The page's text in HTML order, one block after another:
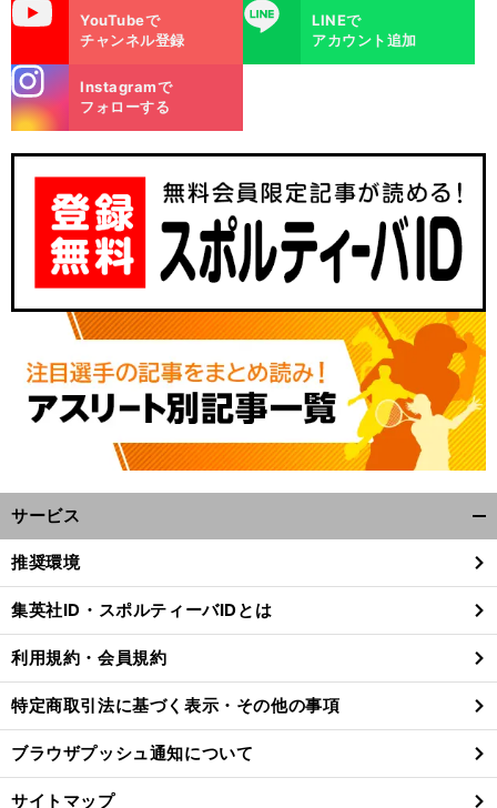
YouTubeで
チャンネル登録
LINE
LINEで
アカウント追加
m
Instagramで
フォローする
サービス
閉
る
推奨環境
集英社ID・スポルティーバIDとは
利用規約・会員規約
特定商取引法に基づく表示・その他の事項
ブラウザプッシュ通知について
サイトマップ